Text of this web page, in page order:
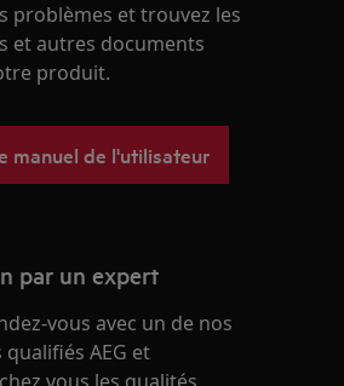
problèmes et trouvez les
et autres documents
produit.
manuel de l'utilisateur
par un expert
vous avec un de nos
AEG et